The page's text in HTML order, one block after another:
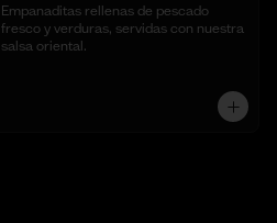
Empanaditas rellenas de pescado
fresco y verduras, servidas con nuestra
salsa oriental.